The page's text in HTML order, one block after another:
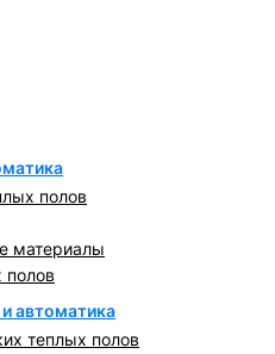
полов
материалы
автоматика
теплых полов